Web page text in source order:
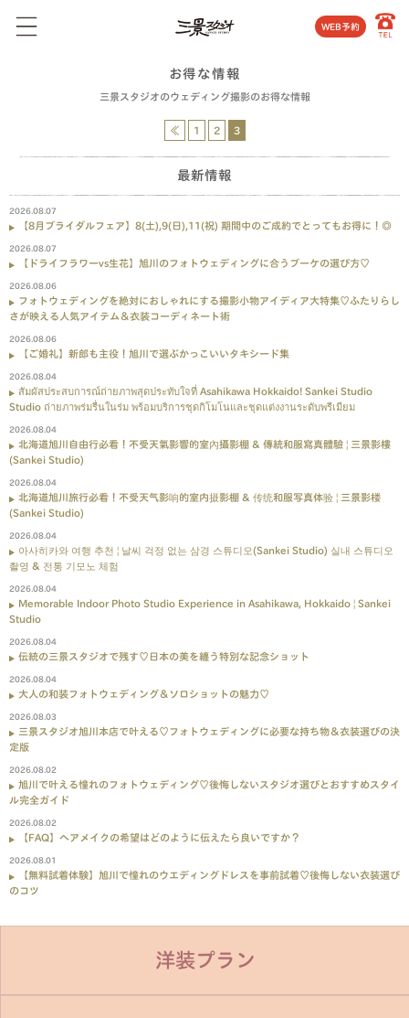
WEB予約
お得な情報
三景スタジオのウェディング撮影のお得な情報
≪ 1 2 3
最新情報
2026.08.07
【8月ブライダルフェア】8(土),9(日),11(祝) 期間中のご成約でとってもお得に！◎
2026.08.07
【ドライフラワーvs生花】旭川のフォトウェディングに合うブーケの選び方♡
2026.08.06
フォトウェディングを絶対におしゃれにする撮影小物アイディア大特集♡ふたりらし
さが映える人気アイテム＆衣装コーディネート術
2026.08.06
【ご婚礼】新郎も主役！旭川で選ぶかっこいいタキシード集
2026.08.04
สัมผัสประสบการณ์ถ่ายภาพสุดประทับใจที่ Asahikawa Hokkaido! Sankei Studio
Studio ถ่ายภาพร่มรื่นในร่ม พร้อมบริการชุดกิโมโนและชุดแต่งงานระดับพรีเมียม
2026.08.04
北海道旭川自由行必看！不受天氣影響的室內攝影棚 & 傳統和服寫真體驗 | 三景影樓
(Sankei Studio)
2026.08.04
北海道旭川旅行必看！不受天气影响的室内摄影棚 & 传统和服写真体验 | 三景影楼
(Sankei Studio)
2026.08.04
아사히카와 여행 추천 | 날씨 걱정 없는 삼경 스튜디오(Sankei Studio) 실내 스튜디오
촬영 & 전통 기모노 체험
2026.08.04
Memorable Indoor Photo Studio Experience in Asahikawa, Hokkaido | Sankei
Studio
2026.08.04
伝統の三景スタジオで残す♡日本の美を纏う特別な記念ショット
2026.08.04
大人の和装フォトウェディング＆ソロショットの魅力♡
2026.08.03
三景スタジオ旭川本店で叶える♡フォトウェディングに必要な持ち物＆衣装選びの決
定版
2026.08.02
旭川で叶える憧れのフォトウェディング♡後悔しないスタジオ選びとおすすめスタイ
ル完全ガイド
2026.08.02
【FAQ】ヘアメイクの希望はどのように伝えたら良いですか？
2026.08.01
【無料試着体験】旭川で憧れのウエディングドレスを事前試着♡後悔しない衣装選び
のコツ
洋装プラン